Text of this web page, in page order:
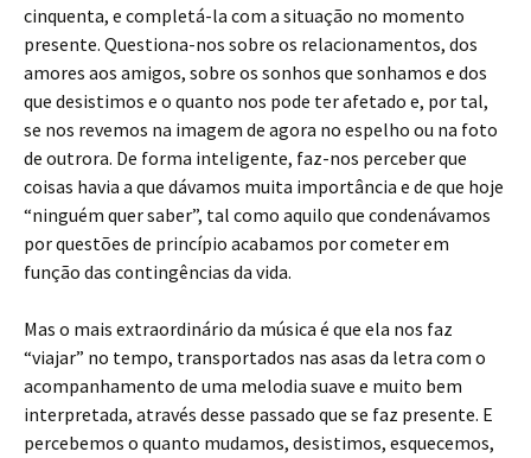
cinquenta, e completá-la com a situação no momento
presente. Questiona-nos sobre os relacionamentos, dos
amores aos amigos, sobre os sonhos que sonhamos e dos
que desistimos e o quanto nos pode ter afetado e, por tal,
se nos revemos na imagem de agora no espelho ou na foto
de outrora. De forma inteligente, faz-nos perceber que
coisas havia a que dávamos muita importância e de que hoje
“ninguém quer saber”, tal como aquilo que condenávamos
por questões de princípio acabamos por cometer em
função das contingências da vida.
Mas o mais extraordinário da música é que ela nos faz
“viajar” no tempo, transportados nas asas da letra com o
acompanhamento de uma melodia suave e muito bem
interpretada, através desse passado que se faz presente. E
percebemos o quanto mudamos, desistimos, esquecemos,